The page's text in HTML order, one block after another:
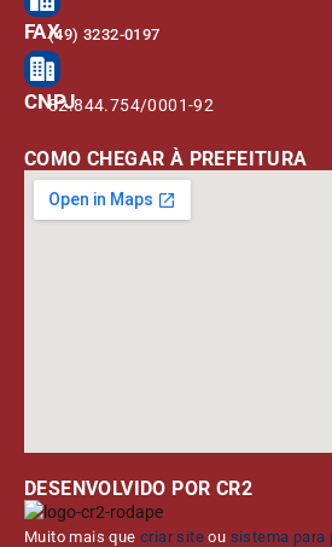
FAX(49) 3232-0197
CNPJ82.844.754/0001-92
COMO CHEGAR À PREFEITURA
DESENVOLVIDO POR CR2
Muito mais quecriar site ou sistema para